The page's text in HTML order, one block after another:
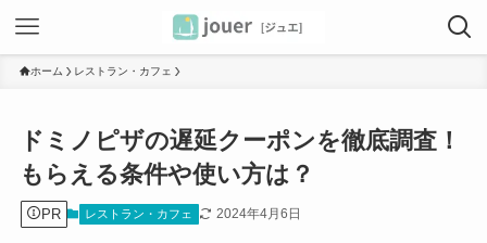
ホーム レストラン・カフェ
ドミノピザの遅延クーポンを徹底調査！
もらえる条件や使い方は？
PR レストラン・カフェ 2024年4月6日